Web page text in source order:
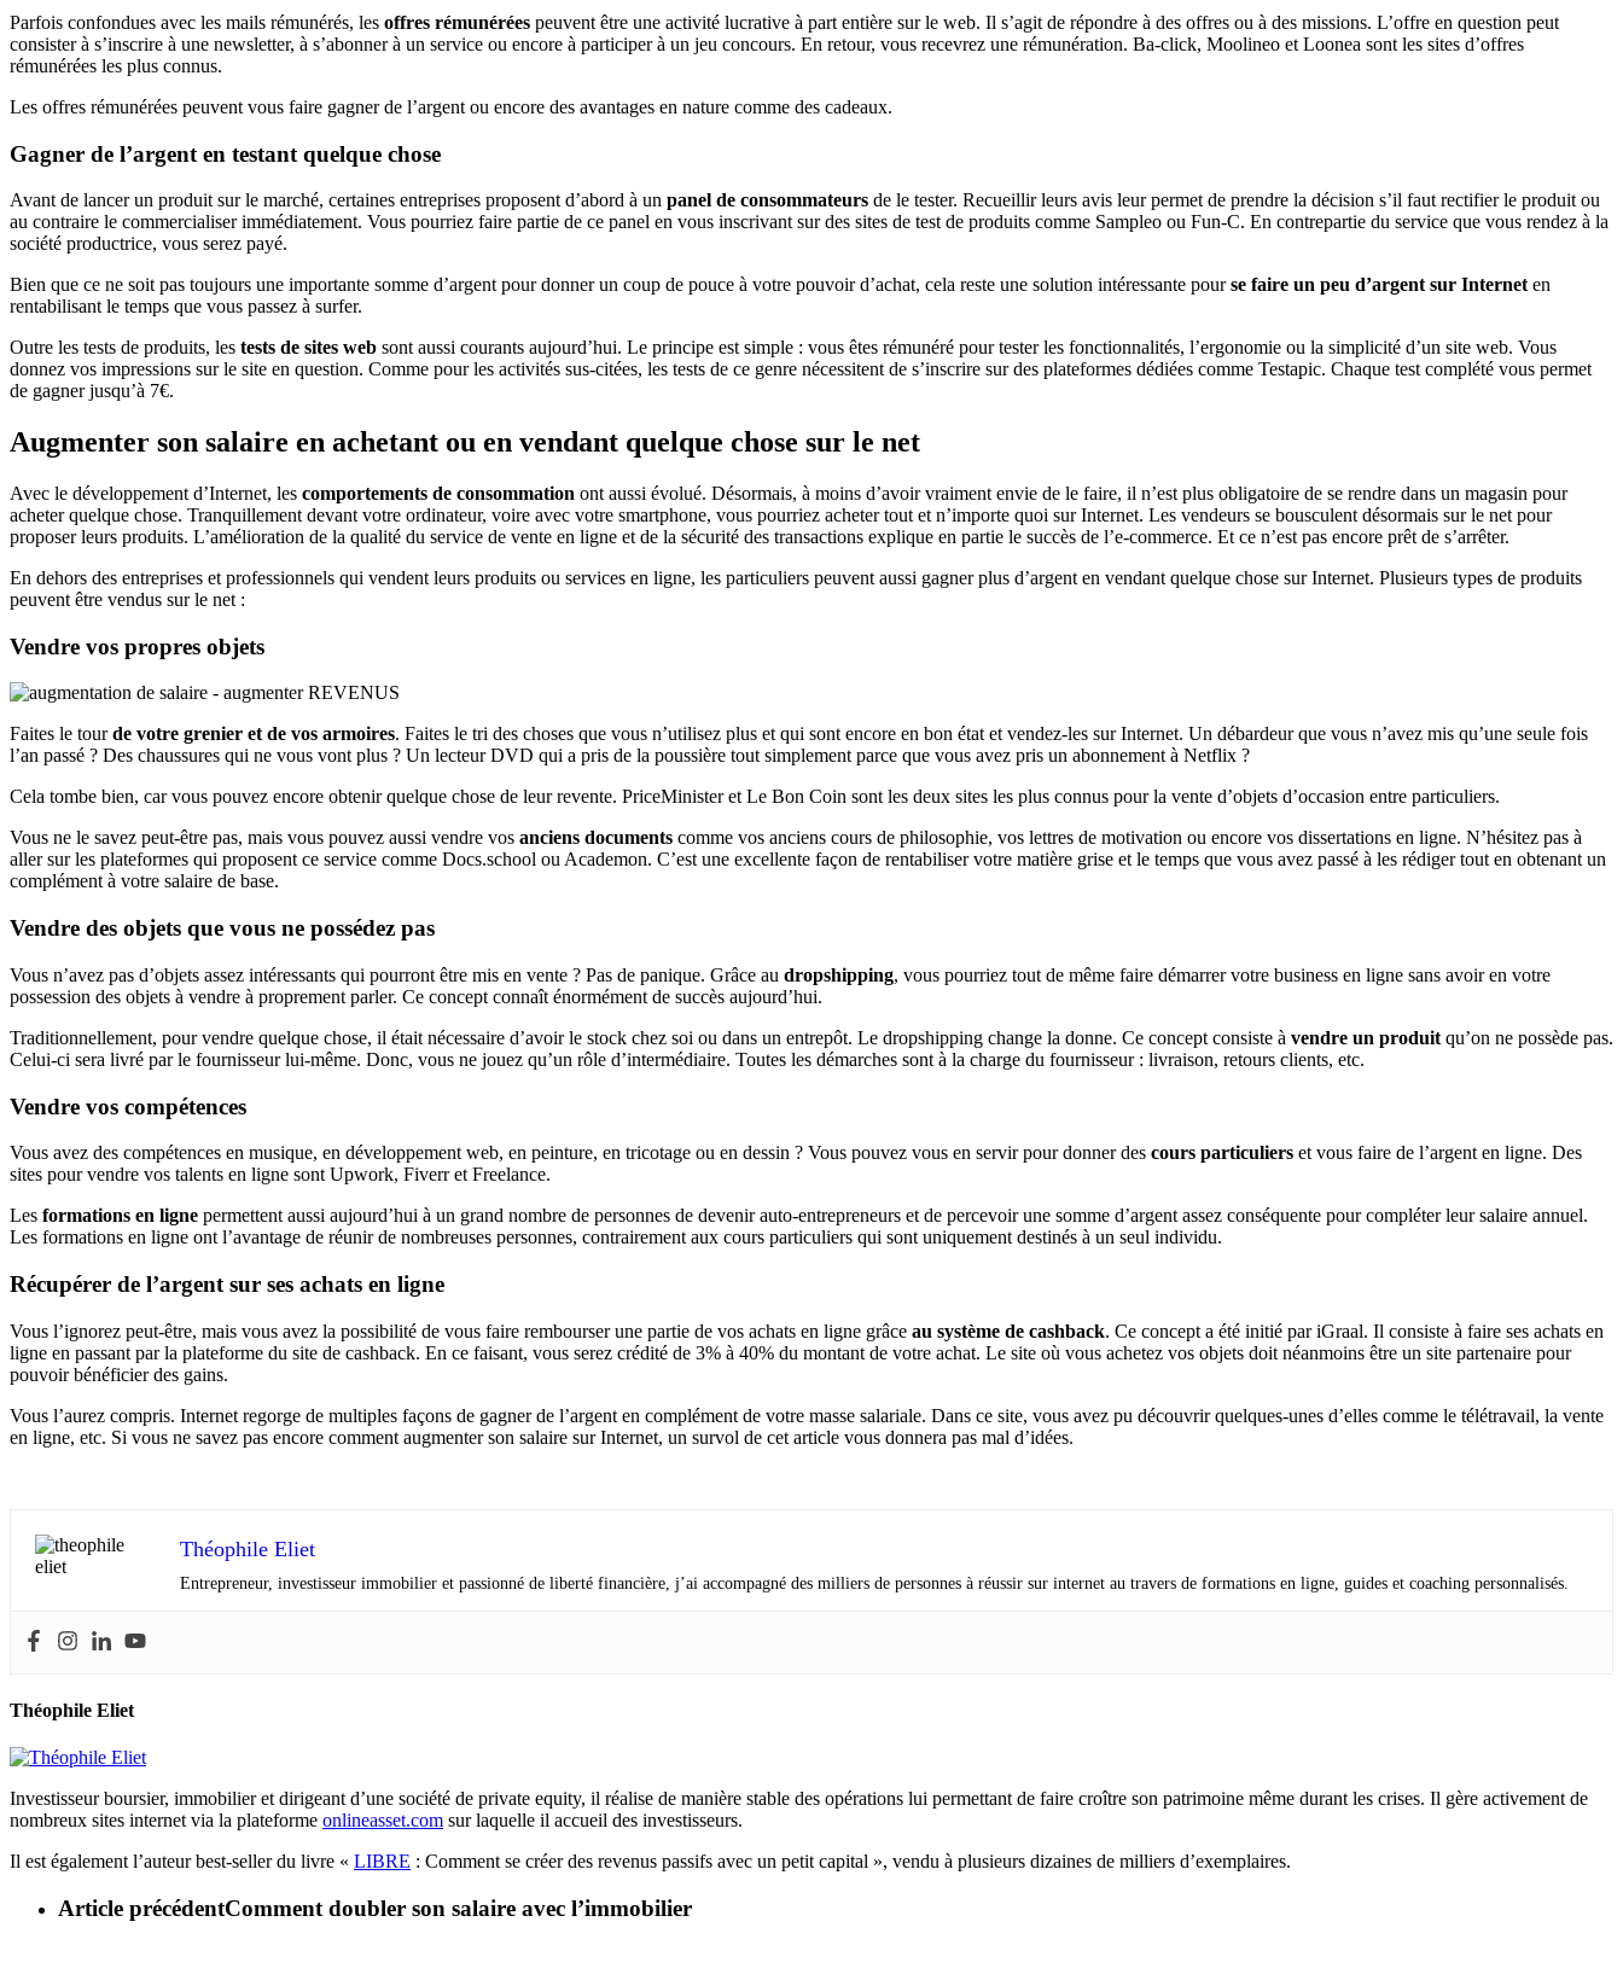
Parfois confondues avec les mails rémunérés, les offres rémunérées peuvent être une activité lucrative à part entière sur le web. Il s’agit de répondre à des offres ou à des missions. L’offre en question peut
consister à s’inscrire à une newsletter, à s’abonner à un service ou encore à participer à un jeu concours. En retour, vous recevrez une rémunération. Ba-click, Moolineo et Loonea sont les sites d’offres
rémunérées les plus connus.
Les offres rémunérées peuvent vous faire gagner de l’argent ou encore des avantages en nature comme des cadeaux.
Gagner de l’argent en testant quelque chose
Avant de lancer un produit sur le marché, certaines entreprises proposent d’abord à un panel de consommateurs de le tester. Recueillir leurs avis leur permet de prendre la décision s’il faut rectifier le produit ou
au contraire le commercialiser immédiatement. Vous pourriez faire partie de ce panel en vous inscrivant sur des sites de test de produits comme Sampleo ou Fun-C. En contrepartie du service que vous rendez à la
société productrice, vous serez payé.
Bien que ce ne soit pas toujours une importante somme d’argent pour donner un coup de pouce à votre pouvoir d’achat, cela reste une solution intéressante pourse faire un peu d’argent sur Internet en
rentabilisant le temps que vous passez à surfer.
Outre les tests de produits, les tests de sites web sont aussi courants aujourd’hui. Le principe est simple : vous êtes rémunéré pour tester les fonctionnalités, l’ergonomie ou la simplicité d’un site web. Vous
donnez vos impressions sur le site en question. Comme pour les activités sus-citées, les tests de ce genre nécessitent de s’inscrire sur des plateformes dédiées comme Testapic. Chaque test complété vous permet
de gagner jusqu’à 7€.
Augmenter son salaire en achetant ou en vendant quelque chose sur le net
Avec le développement d’Internet, les comportements de consommation ont aussi évolué. Désormais, à moins d’avoir vraiment envie de le faire, il n’est plus obligatoire de se rendre dans un magasin pour
acheter quelque chose. Tranquillement devant votre ordinateur, voire avec votre smartphone, vous pourriez acheter tout et n’importe quoi sur Internet. Les vendeurs se bousculent désormais sur le net pour
proposer leurs produits. L’amélioration de la qualité du service de vente en ligne et de la sécurité des transactions explique en partie le succès de l’e-commerce. Et ce n’est pas encore prêt de s’arrêter.
En dehors des entreprises et professionnels qui vendent leurs produits ou services en ligne, les particuliers peuvent aussi gagner plus d’argent en vendant quelque chose sur Internet. Plusieurs types de produits
peuvent être vendus sur le net :
Vendre vos propres objets
Faites le tourde votre grenier et de vos armoires. Faites le tri des choses que vous n’utilisez plus et qui sont encore en bon état et vendez-les sur Internet. Un débardeur que vous n’avez mis qu’une seule fois
l’an passé ? Des chaussures qui ne vous vont plus ? Un lecteur DVD qui a pris de la poussière tout simplement parce que vous avez pris un abonnement à Netflix ?
Cela tombe bien, car vous pouvez encore obtenir quelque chose de leur revente. PriceMinister et Le Bon Coin sont les deux sites les plus connus pour la vente d’objets d’occasion entre particuliers.
Vous ne le savez peut-être pas, mais vous pouvez aussi vendre vos anciens documents comme vos anciens cours de philosophie, vos lettres de motivation ou encore vos dissertations en ligne. N’hésitez pas à
aller sur les plateformes qui proposent ce service comme Docs.school ou Academon. C’est une excellente façon de rentabiliser votre matière grise et le temps que vous avez passé à les rédiger tout en obtenant un
complément à votre salaire de base.
Vendre des objets que vous ne possédez pas
Vous n’avez pas d’objets assez intéressants qui pourront être mis en vente ? Pas de panique. Grâce au dropshipping, vous pourriez tout de même faire démarrer votre business en ligne sans avoir en votre
possession des objets à vendre à proprement parler. Ce concept connaît énormément de succès aujourd’hui.
Traditionnellement, pour vendre quelque chose, il était nécessaire d’avoir le stock chez soi ou dans un entrepôt. Le dropshipping change la donne. Ce concept consiste à vendre un produit qu’on ne possède pas.
Celui-ci sera livré par le fournisseur lui-même. Donc, vous ne jouez qu’un rôle d’intermédiaire. Toutes les démarches sont à la charge du fournisseur : livraison, retours clients, etc.
Vendre vos compétences
Vous avez des compétences en musique, en développement web, en peinture, en tricotage ou en dessin ? Vous pouvez vous en servir pour donner des cours particuliers et vous faire de l’argent en ligne. Des
sites pour vendre vos talents en ligne sont Upwork, Fiverr et Freelance.
Les formations en ligne permettent aussi aujourd’hui à un grand nombre de personnes de devenir auto-entrepreneurs et de percevoir une somme d’argent assez conséquente pour compléter leur salaire annuel.
Les formations en ligne ont l’avantage de réunir de nombreuses personnes, contrairement aux cours particuliers qui sont uniquement destinés à un seul individu.
Récupérer de l’argent sur ses achats en ligne
Vous l’ignorez peut-être, mais vous avez la possibilité de vous faire rembourser une partie de vos achats en ligne grâce au système de cashback. Ce concept a été initié par iGraal. Il consiste à faire ses achats en
ligne en passant par la plateforme du site de cashback. En ce faisant, vous serez crédité de 3% à 40% du montant de votre achat. Le site où vous achetez vos objets doit néanmoins être un site partenaire pour
pouvoir bénéficier des gains.
Vous l’aurez compris. Internet regorge de multiples façons de gagner de l’argent en complément de votre masse salariale. Dans ce site, vous avez pu découvrir quelques-unes d’elles comme le télétravail, la vente
en ligne, etc. Si vous ne savez pas encore comment augmenter son salaire sur Internet, un survol de cet article vous donnera pas mal d’idées.
Théophile Eliet
Entrepreneur, investisseur immobilier et passionné de liberté financière, j’ai accompagné des milliers de personnes à réussir sur internet au travers de formations en ligne, guides et coaching personnalisés.
Théophile Eliet
Investisseur boursier, immobilier et dirigeant d’une société de private equity, il réalise de manière stable des opérations lui permettant de faire croître son patrimoine même durant les crises. Il gère activement de
nombreux sites internet via la plateforme onlineasset.com sur laquelle il accueil des investisseurs.
Il est également l’auteur best-seller du livre « LIBRE : Comment se créer des revenus passifs avec un petit capital », vendu à plusieurs dizaines de milliers d’exemplaires.
Article précédentComment doubler son salaire avec l’immobilier